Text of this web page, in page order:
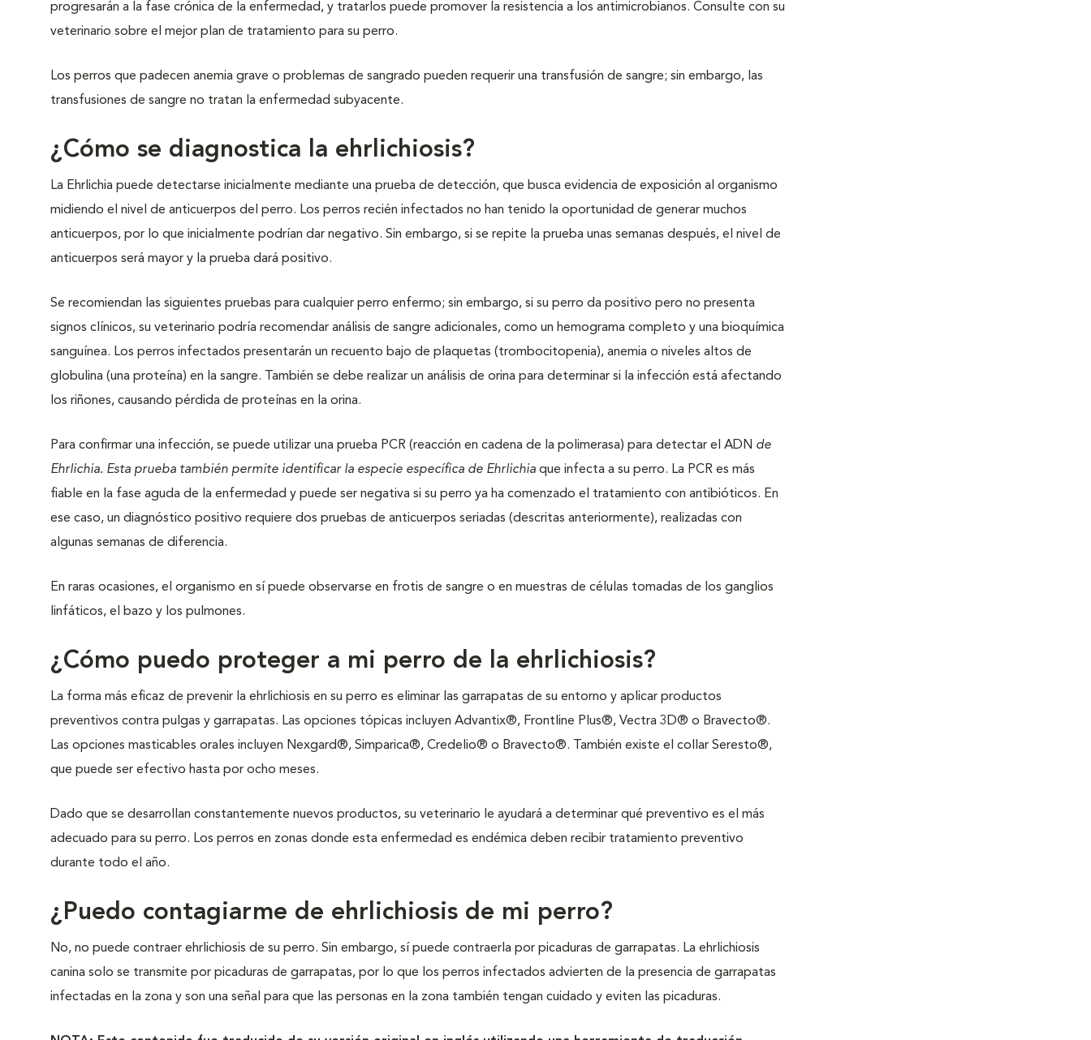
progresarán a la fase crónica de la enfermedad, y tratarlos puede promover la resistencia a los antimicrobianos. Consulte con su
veterinario sobre el mejor plan de tratamiento para su perro.
Los perros que padecen anemia grave o problemas de sangrado pueden requerir una transfusión de sangre; sin embargo, las
transfusiones de sangre no tratan la enfermedad subyacente.
¿Cómo se diagnostica la ehrlichiosis?
La Ehrlichia puede detectarse inicialmente mediante una prueba de detección, que busca evidencia de exposición al organismo
midiendo el nivel de anticuerpos del perro. Los perros recién infectados no han tenido la oportunidad de generar muchos
anticuerpos, por lo que inicialmente podrían dar negativo. Sin embargo, si se repite la prueba unas semanas después, el nivel de
anticuerpos será mayor y la prueba dará positivo.
Se recomiendan las siguientes pruebas para cualquier perro enfermo; sin embargo, si su perro da positivo pero no presenta
signos clínicos, su veterinario podría recomendar análisis de sangre adicionales, como un hemograma completo y una bioquímica
sanguínea. Los perros infectados presentarán un recuento bajo de plaquetas (trombocitopenia), anemia o niveles altos de
globulina (una proteína) en la sangre. También se debe realizar un análisis de orina para determinar si la infección está afectando
los riñones, causando pérdida de proteínas en la orina.
Para confirmar una infección, se puede utilizar una prueba PCR (reacción en cadena de la polimerasa) para detectar el ADN de
Ehrlichia. Esta prueba también permite identificar la especie específica de Ehrlichia que infecta a su perro. La PCR es más
fiable en la fase aguda de la enfermedad y puede ser negativa si su perro ya ha comenzado el tratamiento con antibióticos. En
ese caso, un diagnóstico positivo requiere dos pruebas de anticuerpos seriadas (descritas anteriormente), realizadas con
algunas semanas de diferencia.
En raras ocasiones, el organismo en sí puede observarse en frotis de sangre o en muestras de células tomadas de los ganglios
linfáticos, el bazo y los pulmones.
¿Cómo puedo proteger a mi perro de la ehrlichiosis?
La forma más eficaz de prevenir la ehrlichiosis en su perro es eliminar las garrapatas de su entorno y aplicar productos
preventivos contra pulgas y garrapatas. Las opciones tópicas incluyen Advantix®, Frontline Plus®, Vectra 3D® o Bravecto®.
Las opciones masticables orales incluyen Nexgard®, Simparica®, Credelio® o Bravecto®. También existe el collar Seresto®,
que puede ser efectivo hasta por ocho meses.
Dado que se desarrollan constantemente nuevos productos, su veterinario le ayudará a determinar qué preventivo es el más
adecuado para su perro. Los perros en zonas donde esta enfermedad es endémica deben recibir tratamiento preventivo
durante todo el año.
¿Puedo contagiarme de ehrlichiosis de mi perro?
No, no puede contraer ehrlichiosis de su perro. Sin embargo, sí puede contraerla por picaduras de garrapatas. La ehrlichiosis
canina solo se transmite por picaduras de garrapatas, por lo que los perros infectados advierten de la presencia de garrapatas
infectadas en la zona y son una señal para que las personas en la zona también tengan cuidado y eviten las picaduras.